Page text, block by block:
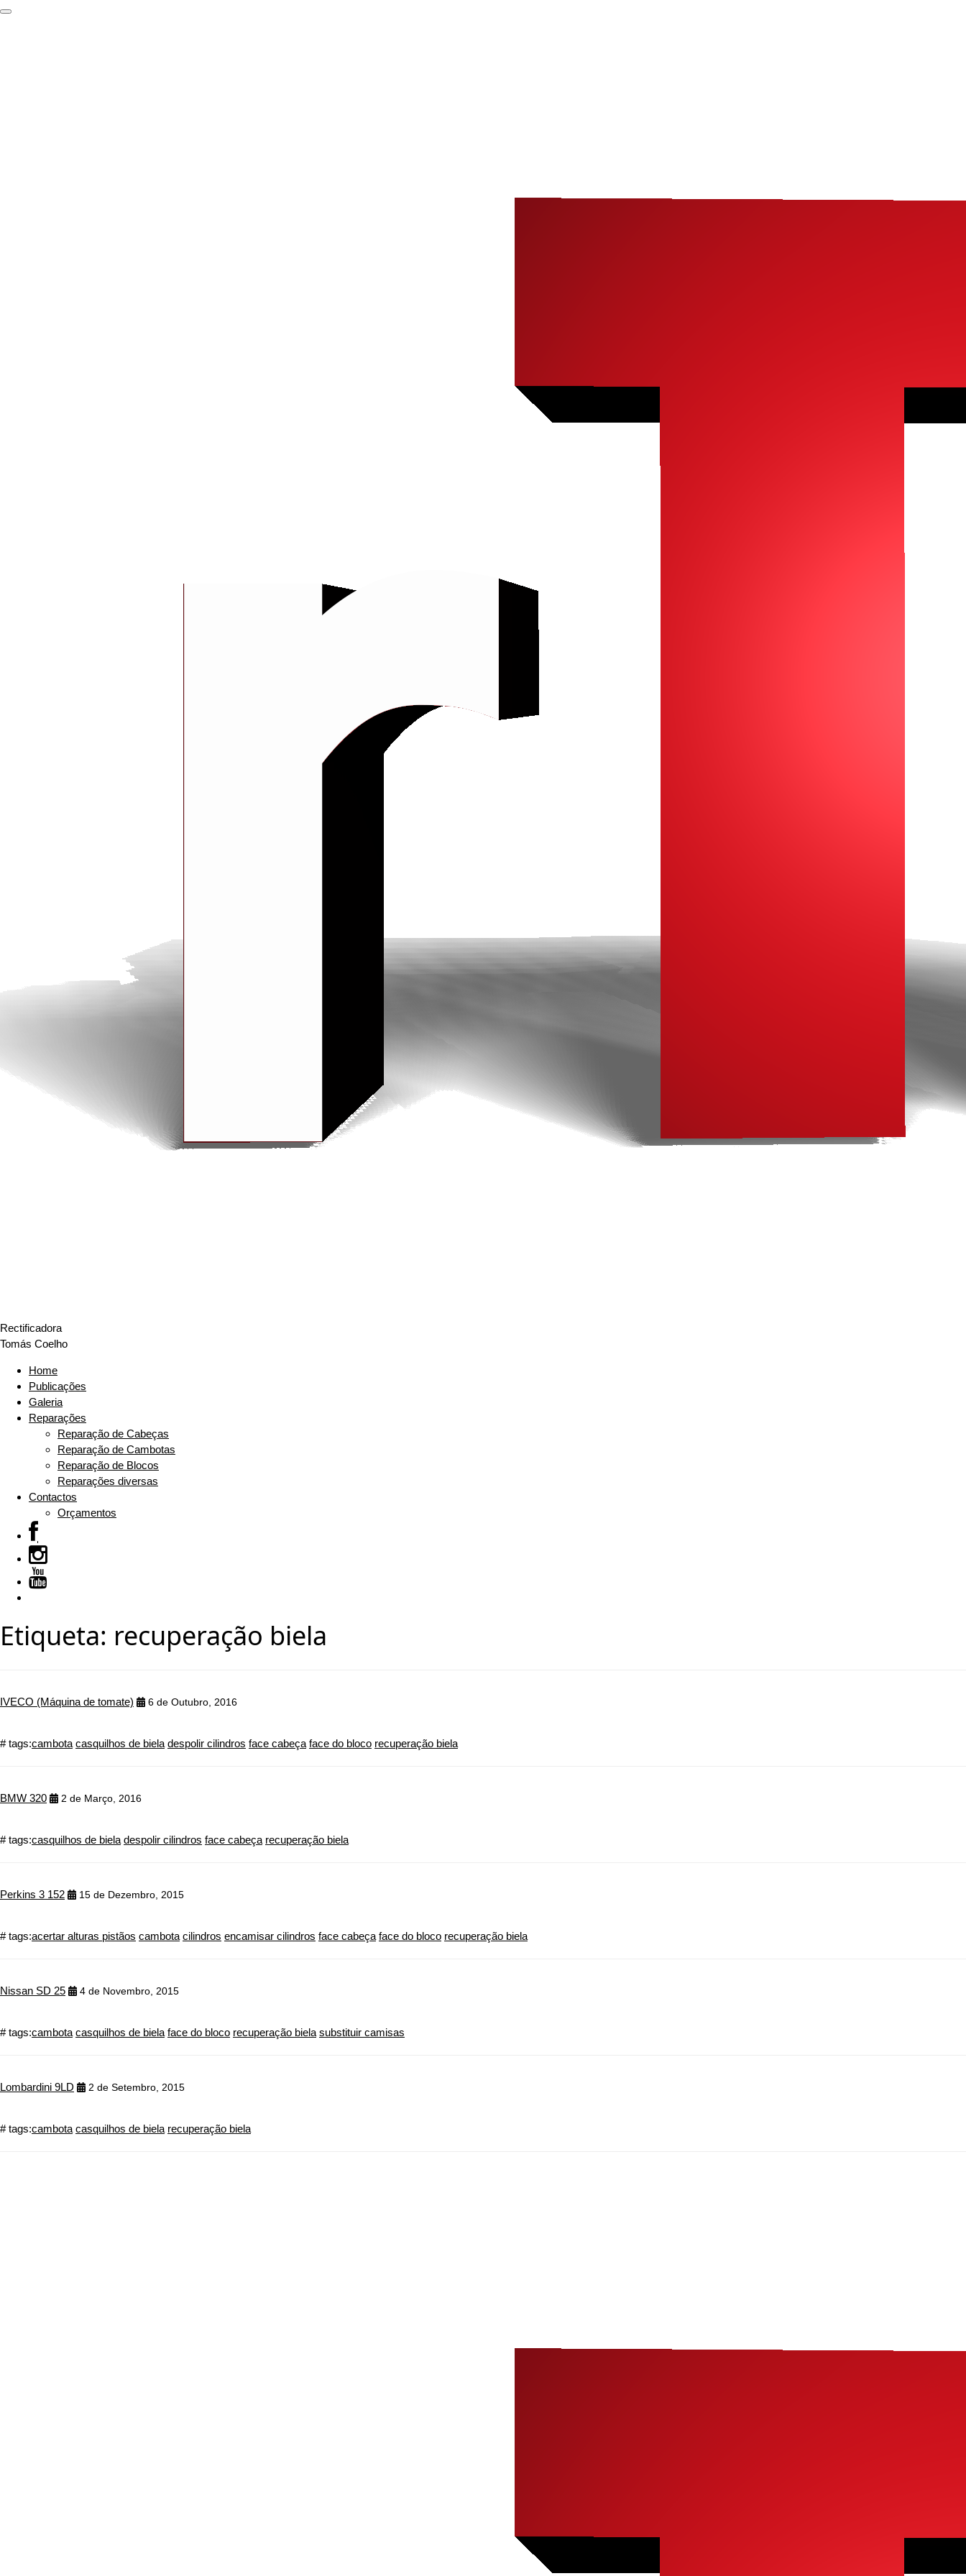
Rectificadora
Tomás Coelho
Home
Publicações
Galeria
Reparações
Reparação de Cabeças
Reparação de Cambotas
Reparação de Blocos
Reparações diversas
Contactos
Orçamentos
Etiqueta: recuperação biela
IVECO (Máquina de tomate) 6 de Outubro, 2016
# tags:cambota casquilhos de biela despolir cilindros face cabeça face do bloco recuperação biela
BMW 320 2 de Março, 2016
# tags:casquilhos de biela despolir cilindros face cabeça recuperação biela
Perkins 3 152 15 de Dezembro, 2015
# tags:acertar alturas pistãos cambota cilindros encamisar cilindros face cabeça face do bloco recuperação biela
Nissan SD 25 4 de Novembro, 2015
# tags:cambota casquilhos de biela face do bloco recuperação biela substituir camisas
Lombardini 9LD 2 de Setembro, 2015
# tags:cambota casquilhos de biela recuperação biela